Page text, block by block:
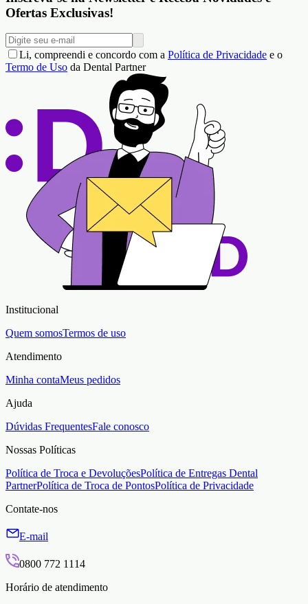
Ofertas Exclusivas!
Li, compreendi e concordo com a Política de Privacidade e o
Termo de Uso da Dental Partner
Institucional
Quem somosTermos de uso
Atendimento
Minha contaMeus pedidos
Ajuda
Dúvidas FrequentesFale conosco
Nossas Políticas
Política de Troca e DevoluçõesPolítica de Entregas Dental
PartnerPolítica de Troca de PontosPolítica de Privacidade
Contate-nos
E-mail
0800 772 1114
Horário de atendimento